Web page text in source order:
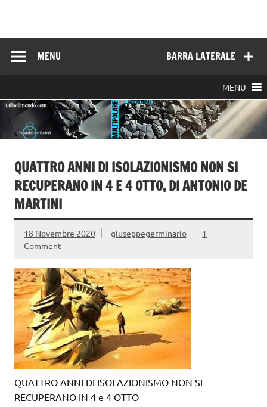
BARRA LATERALE
MENU
MENU
QUATTRO ANNI DI ISOLAZIONISMO NON SI
RECUPERANO IN 4 E 4 OTTO, DI ANTONIO DE
MARTINI
18 Novembre 2020 giuseppegerminario
1
Comment
QUATTRO ANNI DI ISOLAZIONISMO NON SI
RECUPERANO IN 4 e 4 OTTO